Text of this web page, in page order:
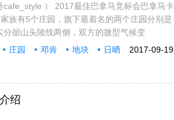
） 2017最佳巴拿马竞标会巴拿马卡
族有5个庄园，旗下最着名的两个庄园分别是
据山头陵线两侧，双方的微型气候变
2017-09-19
庄园 邓肯 地块 日晒
绍